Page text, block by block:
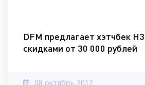
DFM предлагает хэтчбек
скидками от 30 000 рублей